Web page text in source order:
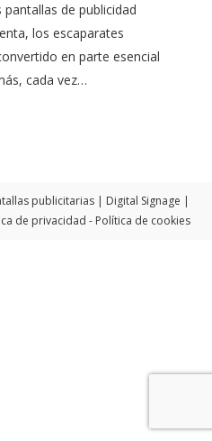
de publicidad
los escaparates
en parte esencial
cada vez…
publicitarias | Digital Signage |
de privacidad - Política de cookies